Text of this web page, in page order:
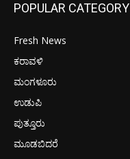
POPULAR CATEGORY
Fresh News
ಕರಾವಳಿ
ಮಂಗಳೂರು
ಉಡುಪಿ
ಪುತ್ತೂರು
ಮೂಡಬಿದರೆ